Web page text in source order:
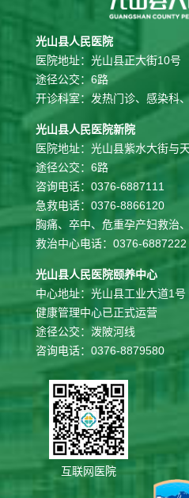
光山县人民医院
医院地址：光山县正大街10号
途径公交：6路
开诊科室：发热门诊、感染科
光山县人民医院新院
医院地址：光山县紫水大街与
途径公交：6路
咨询电话：0376-6887111
急救电话：0376-8866120
胸痛、卒中、危重孕产妇救治
救治中心电话：0376-6887222
光山县人民医院颐养中心
中心地址：光山县工业大道1号
健康管理中心已正式运营
途径公交：泼陂河线
咨询电话：0376-8879580
互联网医院